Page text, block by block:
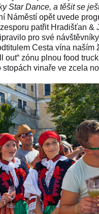
Star Dance, a těšit se
Náměstí opět uvede
patřit Hradišťan
pro své
Cesta vína
out“ zónu plnou food
vinaře ve zcela